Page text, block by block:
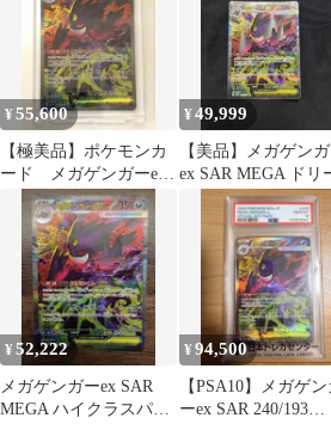
¥55,600
【極美品】ポケモンカ
ード メガゲンガーex
SAR センタリング良好
¥49,999
【美品】メガゲン
ex SAR MEGA ドリ
ex センタリング良好
¥52,222
メガゲンガーex SAR
MEGA ハイクラスパッ
¥94,500
【PSA10】メガゲ
ーex SAR 240/193